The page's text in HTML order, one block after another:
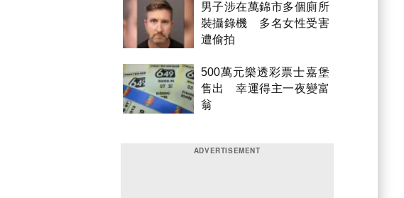
男子涉在萬錦市多個廁所
裝攝錄機 多名女性受害
遭偷拍
500萬元樂透彩票士嘉堡
售出 幸運得主一夜變富
翁